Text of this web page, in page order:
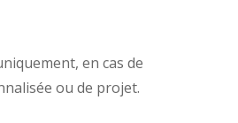
en cas de
ou de projet.